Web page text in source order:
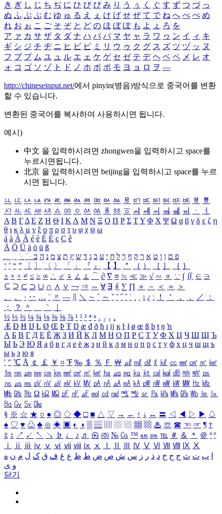
き ぎ し じ ち ぢ に ひ び ぴ み り う ぅ く ぐ す ず つ づ っ
ぬ ふ ぶ ぷ む ゆ ゅ る え ぇ け げ せ ぜ て で ね へ べ ぺ め
れ お ぉ こ ご そ ぞ と ど の ほ ぼ ぽ も よ ょ ろ を
ア ァ カ サ ザ タ ダ ナ ハ バ パ マ ヤ ャ ラ ワ ヮ ン イ ィ キ
ギ シ ジ チ ヂ ニ ヒ ビ ピ ミ リ ウ ゥ ク グ ス ズ ツ ヅ ッ ヌ
フ ブ プ ム ユ ュ ル エ ェ ケ ゲ セ ゼ テ デ ヘ ベ ペ メ レ オ
ォ コ ゴ ソ ゾ ト ド ノ ホ ボ ポ モ ヨ ョ ロ ヲ ―
http://chineseinput.net/에서 pinyin(병음)방식으로 중국어를 변환
할 수 있습니다.
변환된 중국어를 복사하여 사용하시면 됩니다.
예시)
中文 을 입력하시려면 zhongwen을 입력하시고 space를
누르시면됩니다.
北京 을 입력하시려면 beijing을 입력하시고 space를 누르
시면 됩니다.
ㅥ ㅦ ㅧ ㅨ ㅩ ㅪ ㅫ ㅬ ㅭ ㅮ ㅯ ㅰ ㅱ ㅲ ㅳ ㅴ ㅵ ㅶ ㅷ ㅸ
ㅹ
ㅺ ㅻ ㅼ ㅽ ㅾ ㅿ ㆀ ㆁ ㆂ ㆃ ㆄ ㆅ ㆆ ㆇ ㆈ ㆉ ㆊ ㆋ ㆌ ㆍ
ㆎ
Α Β ΓΔ Ε Ζ Η Θ Ι ΚΛ Μ Ν Ξ Ο Π Ρ Σ ΤΥ Φ Χ Ψ Ω α β γ δ ε ζ η
θ ι κ λ μ ν ξ ο π ρ σ τ υ φ χ ψ ω
á à Á À é è É È ç Ç ê
Ä Ö Ü ä ö ü ß
ִֶֹ ֻּ ׁׂ פ ם ן ו ט א ר ק ף ך ל ח י ע כ ג ד ש ץ ת צ מ נ ה ב
‘ ’ “ ” 〔 〕 〈 〉 「 」 『 』 【 】 ＂ （ ） ［ ］ ｛ ｝
± × ÷ ≠ ≤ ≥ ∞ ∴ ♂ ♀ ∠ ⊥ ⌒ ∂ ∇ ≡ ≒ ≪ ≫ √ ∽ ∝ ∵ ∫ ∬ ∈ ∋
⊆ ⊇ ⊂ ⊃ ∪ ∩ ∧ ∨ ￢ ⇒ ⇔ ∀ ∃ ∮ ∑ ∏ ＋ － ＜ ＝
＞
、
。 · ‥ … ¨ 〃 ― ＼ ∼ ´ ～ ˇ ˘ ˝ ˚ ˙ ¸ ¡ ¿ ː ！ ＇ ， ． ／
：
；
？ ＾ ｀
½ ⅓ ⅔ ¼ ¾ ⅛ ⅜ ⅝ ⅞ ¹ ² ³ ⁴ ⁿ ₁ ₂ ₃ ₄
Æ Ð Ħ Ĳ Ł Ø Œ Þ Ŧ Ŋ æ đ ð ħ ı ĳ ĸ ŀ ł ø œ ß þ ŧ ŋ ŉ
А Б В Г Д Е Ё Ж З И Й К Л М Н О П Р С Т У Ф Х Ц Ч Ш Щ Ъ
Ы Ь Э Ю Я а б в г д е ё ж з и й к л м н о п р с т у ф х ц ч ш щ ъ
ы ь э ю я
′ ″ ℃ Å ￠ ￡ ￥ ¤ ℉ ‰ ＄ ％ Ｆ ￦ ㎕ ㎖ ㎗ ℓ ㎘ ㏄ ㎣ ㎤ ㎥ ㎦
㎙ ㎚ ㎛ ㎜ ㎝ ㎞ ㎟ ㎠ ㎡ ㎢ ㏊ ㎍ ㎎ ㎏ ㏏ ㎈ ㎉ ㏈ ㎧ ㎨ ㎰
㎱ ㎲ ㎳ ㎴ ㎵ ㎶ ㎷ ㎸ ㎹ ㎀ ㎁ ㎂ ㎃ ㎄ ㎺ ㎻ ㎽ ㎾ ㎿ ㎐ ㎑
㎒ ㎓ ㎔ Ω ㏀ ㏁ ㎊ ㎋ ㎌ ㏖ ㏅ ㎭ ㎮ ㎯ ㏛ ㎩ ㎪ ㎫ ㎬ ㏝ ㏐
㏓
㏃ ㏉ ㏜ ㏆
§ ※ ☆ ★ ○ ● ◎ ◇ ◆ □ ■ △ ▽ → ← ↑ ↓ ↔ 〓 ◁ ◀ ▷ ▶ ♤
♠ ♡ ♥ ♧ ♣ ⊙ ◈ ▣ ◐ ◑ ▒ ▤ ▨ ▧ ▦ ▩ ♨ ☏ ☎ ☜ ☞ ¶ †
‡ ↕ ↗ ↙ ↖ ↘ ♭ ♩ ♪ ♬ ㉿ ㈜ № ㏇ ™ ㏂ ㏘ ℡ ＃ ＆ ＊ ＠ ª º
ⅰ
ⅱ ⅲ ⅳ ⅴ ⅵ ⅶ ⅷ ⅸ ⅹ Ⅳ Ⅴ Ⅵ Ⅶ Ⅷ Ⅸ Ⅹ
ب ت ث ج ح خ د ذ ر ز س ش ص ض ط ظ ع غ ف ق ک ل م ن ه
و ی
닫기